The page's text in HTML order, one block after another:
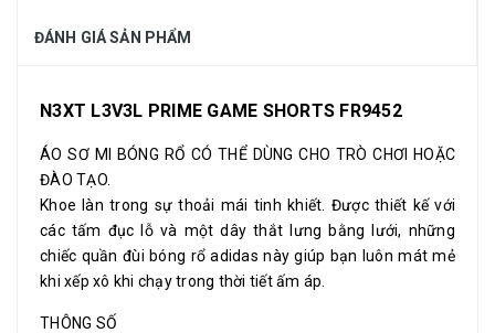
ĐÁNH GIÁ SẢN PHẨM
N3XT L3V3L PRIME GAME SHORTS FR9452
ÁO SƠ MI BÓNG RỔ CÓ THỂ DÙNG CHO TRÒ CHƠI HOẶC
ĐÀO TẠO.
Khoe làn trong sự thoải mái tinh khiết. Được thiết kế với
các tấm đục lỗ và một dây thắt lưng bằng lưới, những
chiếc quần đùi bóng rổ adidas này giúp bạn luôn mát mẻ
khi xếp xô khi chạy trong thời tiết ấm áp.
THÔNG SỐ